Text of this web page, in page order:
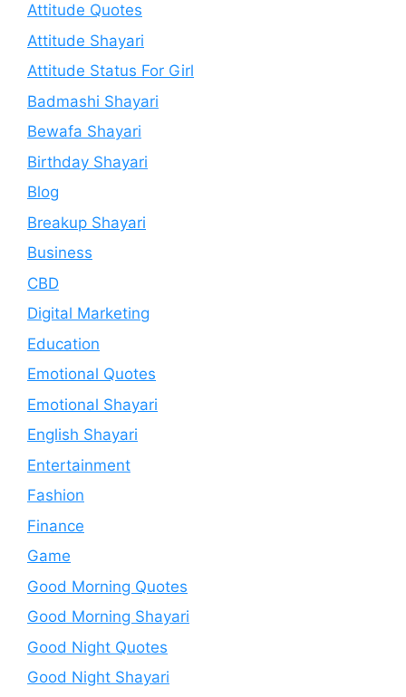
Attitude Quotes
Attitude Shayari
Attitude Status For Girl
Badmashi Shayari
Bewafa Shayari
Birthday Shayari
Blog
Breakup Shayari
Business
CBD
Digital Marketing
Education
Emotional Quotes
Emotional Shayari
English Shayari
Entertainment
Fashion
Finance
Game
Good Morning Quotes
Good Morning Shayari
Good Night Quotes
Good Night Shayari